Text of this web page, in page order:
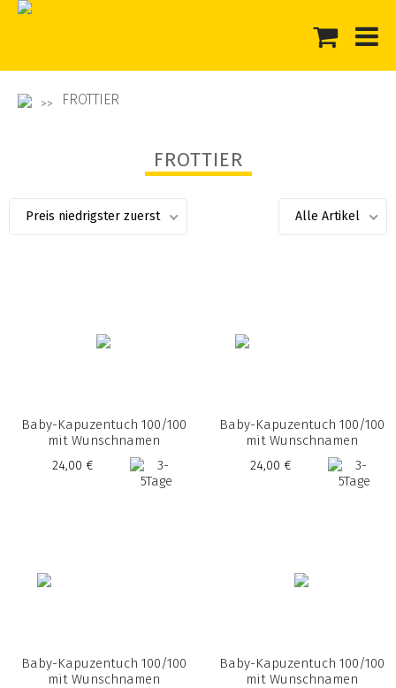
FROTTIER
FROTTIER
Preis niedrigster zuerst Alle Artikel
Baby-Kapuzentuch 100/100
mit Wunschnamen
24,00 €
Baby-Kapuzentuch 100/100
mit Wunschnamen
24,00 €
Baby-Kapuzentuch 100/100
mit Wunschnamen
Baby-Kapuzentuch 100/100
mit Wunschnamen